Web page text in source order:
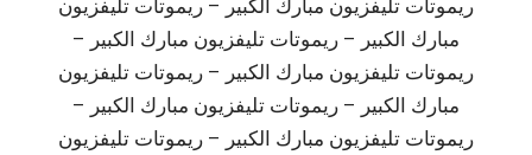
ريموتات تليفزيون مبارك الكبير – ريموتات تليفزيون
مبارك الكبير – ريموتات تليفزيون مبارك الكبير –
ريموتات تليفزيون مبارك الكبير – ريموتات تليفزيون
مبارك الكبير – ريموتات تليفزيون مبارك الكبير –
ريموتات تليفزيون مبارك الكبير – ريموتات تليفزيون